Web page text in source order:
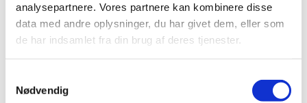
analysepartnere. Vores partnere kan kombinere disse
data med andre oplysninger, du har givet dem, eller som
de har indsamlet fra din brug af deres tjenester.
Nødvendig
Ændre din status (fx “Tilgængelig” eller “Ikke til
stede”).
Justere zoomniveauet, hvis teksten er for stor eller lille.
Tilpasse andre indstillinger for Teams.
Tilpasning til din organisation